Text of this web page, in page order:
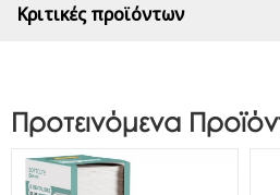
Κριτικές προϊόντων
Προτεινόμενα